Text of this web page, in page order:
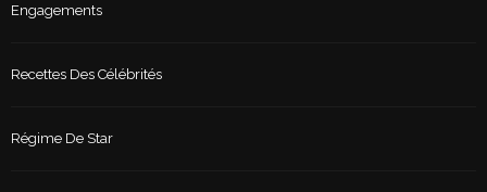
Engagements
Recettes Des Célébrités
Régime De Star